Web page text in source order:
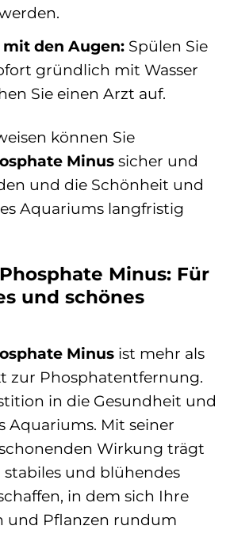
den Augen:Spülen Sie
gründlich mit Wasser
Sie einen Arzt auf.
können Sie
Minus sicher und
und die Schönheit und
Aquariums langfristig
Minus: Für
und schönes
Minus ist mehr als
zur Phosphatentfernung.
in die Gesundheit und
Aquariums. Mit seiner
Wirkung trägt
stabiles und blühendes
in dem sich Ihre
und Pflanzen rundum